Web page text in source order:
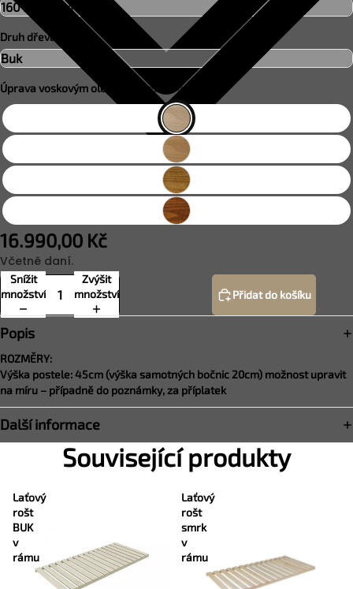
Druh dřeva
Úprava voskovým olejem: Bezbarvé
16.990,00 Kč
Včetně daní.
Snížit
množství
Zvýšit
množství
Přidat do košíku
Popis
ROZMĚRY:
Výška postele: 45cm (výška samotných bočnic 20cm) možnost upravit
na míru – případně do poznámky, za příplatek
Další informace
Související produkty
Laťový
rošt
BUK
v
rámu
Laťový
rošt
smrk
v
rámu